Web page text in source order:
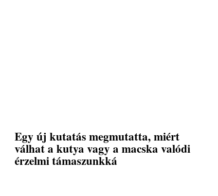
Egy új kutatás megmutatta, miért
válhat a kutya vagy a macska valódi
érzelmi támaszunkká